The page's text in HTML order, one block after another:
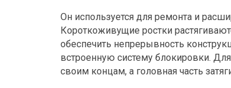
Он используется для ремонта и
Короткоживущие ростки
обеспечить непрерывность
встроенную систему блокировки.
своим концам, а головная часть